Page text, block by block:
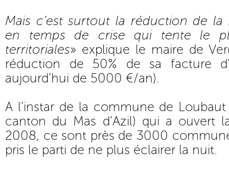
Mais c’est surtout la réduction de
en temps de crise qui tente le
territoriales» explique le maire de
réduction de 50% de sa facture
aujourd’hui de 5000 €/an).
A l’instar de la commune de
canton du Mas d’Azil) qui a ouvert
2008, ce sont près de 3000
pris le parti de ne plus éclairer la nuit.